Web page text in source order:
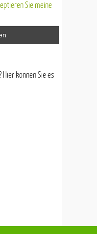
Sie meine
können Sie es